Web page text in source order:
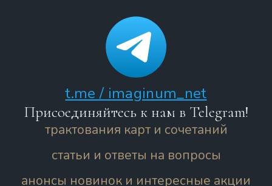
t.me / imaginum_net
Присоединяйтесь к нам в Telegram!
трактования карт и сочетаний
статьи и ответы на вопросы
анонсы новинок и интересные акции